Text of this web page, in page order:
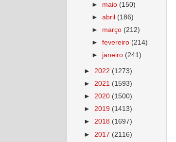
► maio (150)
►abril (186)
► março (212)
►fevereiro (214)
► janeiro (241)
► 2022 (1273)
► 2021 (1593)
► 2020 (1500)
► 2019 (1413)
► 2018 (1697)
► 2017 (2116)